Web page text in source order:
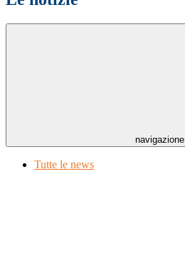
navigazione
Tutte le news